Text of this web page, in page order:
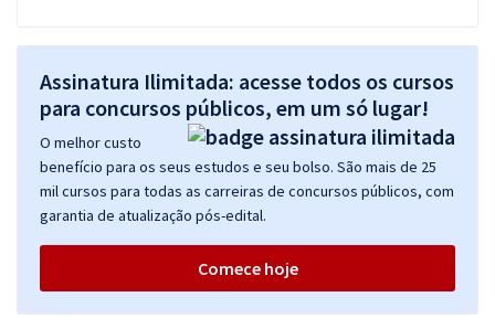
Assinatura Ilimitada: acesse todos os cursos
para concursos públicos, em um só lugar!
O melhor custo
benefício para os seus estudos e seu bolso. São mais de 25
mil cursos para todas as carreiras de concursos públicos, com
garantia de atualização pós-edital.
Comece hoje